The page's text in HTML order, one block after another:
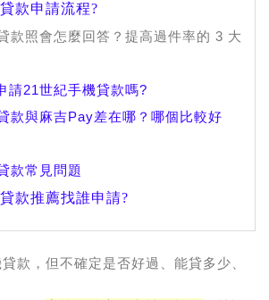
款申請流程?
款照會怎麼回答？提高過件率的 3 大
請21世紀手機貸款嗎?
款與麻吉Pay差在哪？哪個比較好
款常見問題
款推薦找誰申請?
款，但不確定是否好過、能貸多少、